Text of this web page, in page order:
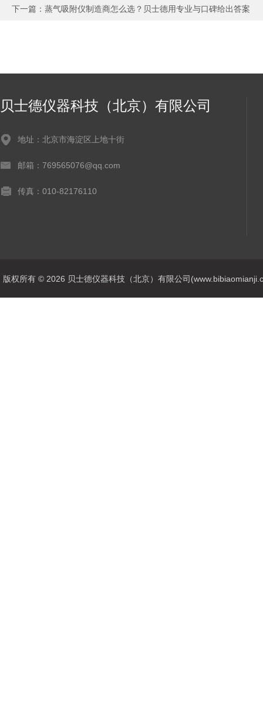
下一篇： 蒸气吸附仪制造商怎么选？贝士德用专业与口碑给出答案
贝士德仪器科技（北京）有限公司
地址：北京市海淀区上地十街
邮箱：769565076@qq.com
传真：010-82176110
版权所有 © 2026 贝士德仪器科技（北京）有限公司